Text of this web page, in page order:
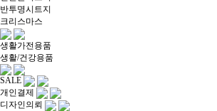
반투명시트지
크리스마스
생활가전용품
생활/건강용품
SALE
개인결제
디자인의뢰